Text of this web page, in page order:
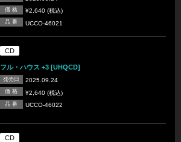
価 格 ¥2,640 (税込)
品 番 UCCO-46021
CD
フル・ハウス +3 [UHQCD]
発売日 2025.09.24
価 格 ¥2,640 (税込)
品 番 UCCO-46022
CD